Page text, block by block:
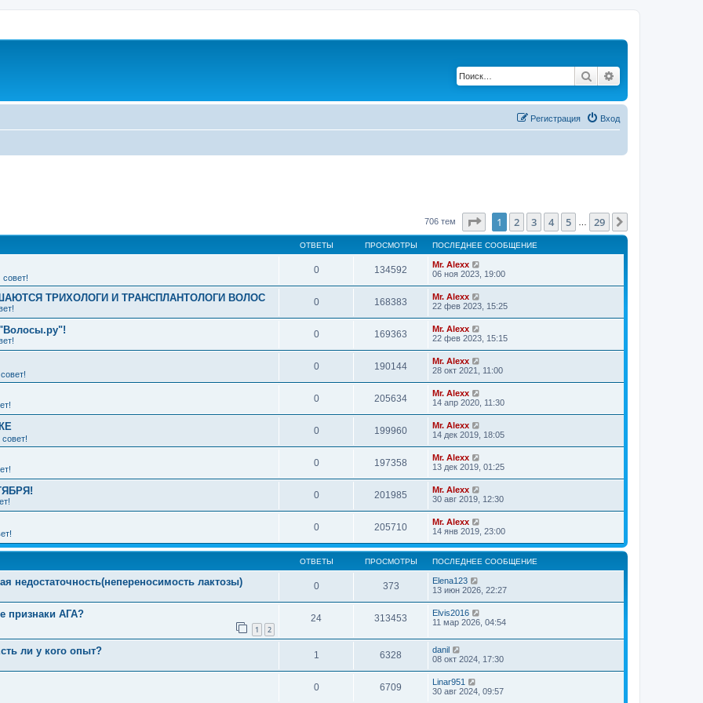
Поиск
Вход
Регистрация
706 тем Страница1 из 29
1 2 3 4 5 29
ОТВЕТЫ ПРОСМОТРЫ ПОСЛЕДНЕЕ СООБЩЕНИЕ
0 134592
Mr. Alexx
06 ноя 2023, 19:00
ТРИХОЛОГИ И ТРАНСПЛАНТОЛОГИ ВОЛОС 0 168383
Mr. Alexx
22 фев 2023, 15:25
0 169363
Mr. Alexx
22 фев 2023, 15:15
0 190144
Mr. Alexx
28 окт 2021, 11:00
0 205634
Mr. Alexx
14 апр 2020, 11:30
0 199960
Mr. Alexx
14 дек 2019, 18:05
0 197358
Mr. Alexx
13 дек 2019, 01:25
0 201985
Mr. Alexx
30 авг 2019, 12:30
0 205710
Mr. Alexx
14 янв 2019, 23:00
ОТВЕТЫ ПРОСМОТРЫ ПОСЛЕДНЕЕ СООБЩЕНИЕ
недостаточность(непереносимость лактозы) 0 373
Elena123
13 июн 2026, 22:27
признаки АГА?
1 2
24 313453
Elvis2016
11 мар 2026, 04:54
ли у кого опыт? 1 6328
danil
08 окт 2024, 17:30
0 6709
Linar951
30 авг 2024, 09:57